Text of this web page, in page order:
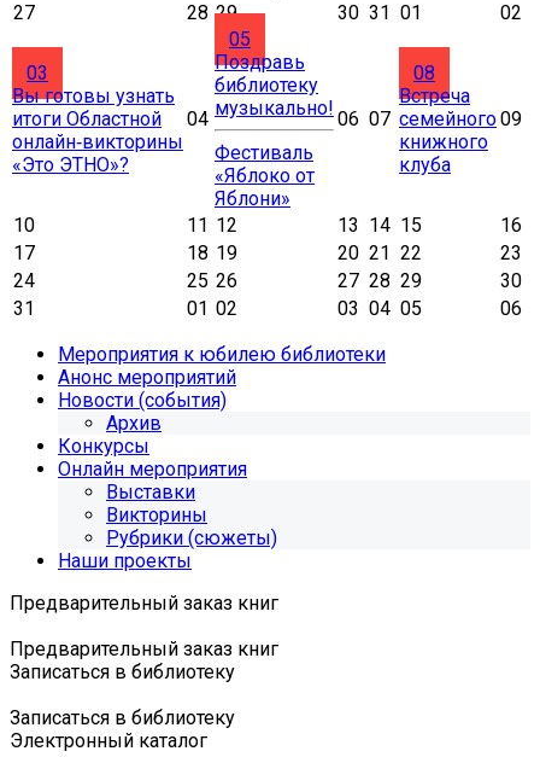
27
28 29 30 31 01 02
03
Вы готовы узнать
итоги Областной
онлайн‑викторины
«Это ЭТНО»?
04
05
Поздравь
библиотеку
музыкально!
Фестиваль
«Яблоко от
Яблони»
06 07
08
Встреча
семейного
книжного
клуба
09
10 11 12 13 14 15
16
17
18 19 20 21 22
23
24
25 26 27 28 29
30
31
01 02 03 04 05
06
Мероприятия к юбилею библиотеки
Анонс мероприятий
Новости (события)
Архив
Конкурсы
Онлайн мероприятия
Выставки
Викторины
Рубрики (сюжеты)
Наши проекты
Предварительный заказ книг
Предварительный заказ книг
Записаться в библиотеку
Записаться в библиотеку
Электронный каталог